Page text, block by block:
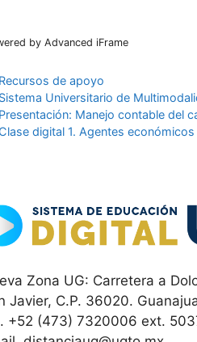
by Advanced iFrame
Categorías
Recursos de apoyo
Etiquetas
Sistema Universitario de
Presentación: Manejo contable del
Clase digital 1. Agentes
Zona UG: Carretera a
Javier, C.P. 36020.
+52 (473) 7320006 ext.